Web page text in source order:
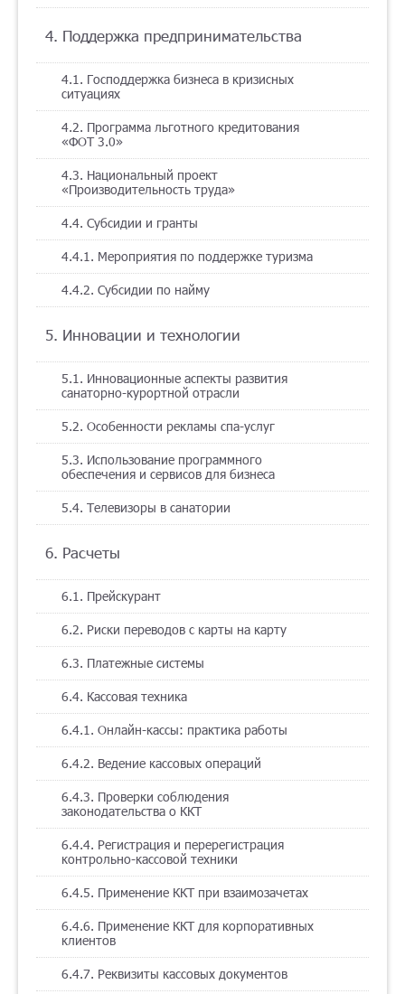
4. Поддержка предпринимательства
4.1. Господдержка бизнеса в кризисных
ситуациях
4.2. Программа льготного кредитования
«ФОТ 3.0»
4.3. Национальный проект
«Производительность труда»
4.4. Субсидии и гранты
4.4.1. Мероприятия по поддержке туризма
4.4.2. Субсидии по найму
5. Инновации и технологии
5.1. Инновационные аспекты развития
санаторно-курортной отрасли
5.2. Особенности рекламы спа-услуг
5.3. Использование программного
обеспечения и сервисов для бизнеса
5.4. Телевизоры в санатории
6. Расчеты
6.1. Прейскурант
6.2. Риски переводов с карты на карту
6.3. Платежные системы
6.4. Кассовая техника
6.4.1. Онлайн-кассы: практика работы
6.4.2. Ведение кассовых операций
6.4.3. Проверки соблюдения
законодательства о ККТ
6.4.4. Регистрация и перерегистрация
контрольно-кассовой техники
6.4.5. Применение ККТ при взаимозачетах
6.4.6. Применение ККТ для корпоративных
клиентов
6.4.7. Реквизиты кассовых документов